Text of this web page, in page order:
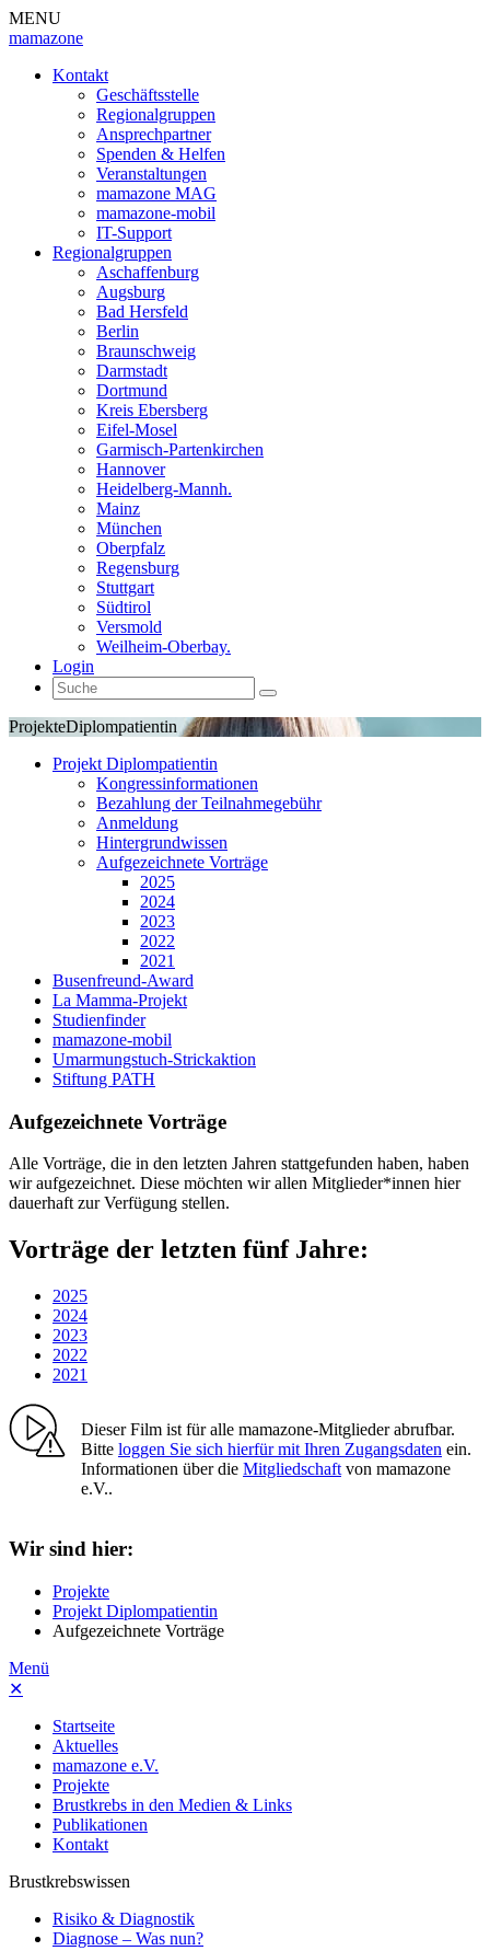
MENU
mamazone
Kontakt
Geschäftsstelle
Regionalgruppen
Ansprechpartner
Spenden & Helfen
Veranstaltungen
mamazone MAG
mamazone-mobil
IT-Support
Regionalgruppen
Aschaffenburg
Augsburg
Bad Hersfeld
Berlin
Braunschweig
Darmstadt
Dortmund
Kreis Ebersberg
Eifel-Mosel
Garmisch-Partenkirchen
Hannover
Heidelberg-Mannh.
Mainz
München
Oberpfalz
Regensburg
Stuttgart
Südtirol
Versmold
Weilheim-Oberbay.
Login
ProjekteDiplompatientin
Projekt Diplompatientin
Kongressinformationen
Bezahlung der Teilnahmegebühr
Anmeldung
Hintergrundwissen
Aufgezeichnete Vorträge
2025
2024
2023
2022
2021
Busenfreund-Award
La Mamma-Projekt
Studienfinder
mamazone-mobil
Umarmungstuch-Strickaktion
Stiftung PATH
Aufgezeichnete Vorträge
Alle Vorträge, die in den letzten Jahren stattgefunden haben, haben
wir aufgezeichnet. Diese möchten wir allen Mitglieder*innen hier
dauerhaft zur Verfügung stellen.
Vorträge der letzten fünf Jahre:
2025
2024
2023
2022
2021
Dieser Film ist für alle mamazone-Mitglieder abrufbar.
Bitte loggen Sie sich hierfür mit Ihren Zugangsdaten ein.
Informationen über die Mitgliedschaft von mamazone
e.V..
Wir sind hier:
Projekte
Projekt Diplompatientin
Aufgezeichnete Vorträge
Menü
✕
Startseite
Aktuelles
mamazone e.V.
Projekte
Brustkrebs in den Medien & Links
Publikationen
Kontakt
Brustkrebswissen
Risiko & Diagnostik
Diagnose – Was nun?